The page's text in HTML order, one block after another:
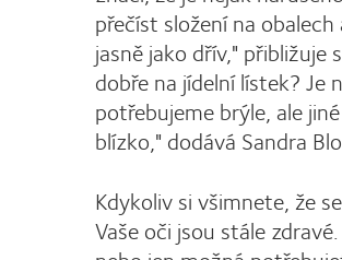
přečíst složení na
jasně jako dřív,"
dobře na jídelní lístek?
potřebujeme brýle, ale
blízko," dodává Sandra
Kdykoliv si všimnete, že
Vaše oči jsou stále